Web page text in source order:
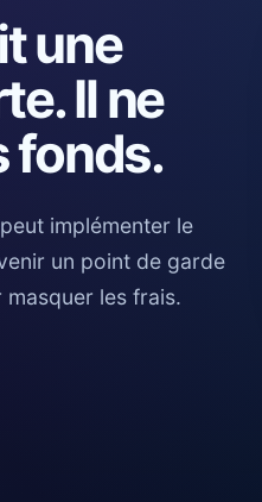
une
Il ne
fonds.
implémenter le
un point de garde
les frais.